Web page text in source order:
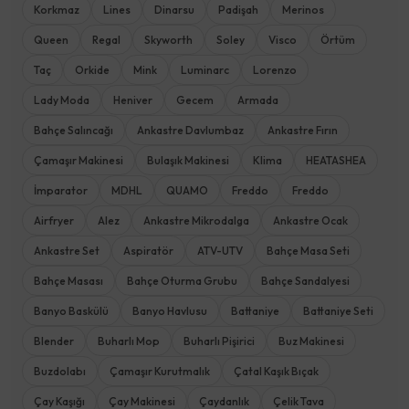
Korkmaz Lines Dinarsu Padişah Merinos
Queen Regal Skyworth Soley Visco Örtüm
Taç Orkide Mink Luminarc Lorenzo
Lady Moda Heniver Gecem Armada
Bahçe Salıncağı Ankastre Davlumbaz Ankastre Fırın
Çamaşır Makinesi Bulaşık Makinesi Klima HEATASHEA
İmparator MDHL QUAMO Freddo Freddo
Airfryer Alez Ankastre Mikrodalga Ankastre Ocak
Ankastre Set Aspiratör ATV-UTV Bahçe Masa Seti
Bahçe Masası Bahçe Oturma Grubu Bahçe Sandalyesi
Banyo Baskülü Banyo Havlusu Battaniye Battaniye Seti
Blender Buharlı Mop Buharlı Pişirici Buz Makinesi
Buzdolabı Çamaşır Kurutmalık Çatal Kaşık Bıçak
Çay Kaşığı Çay Makinesi Çaydanlık Çelik Tava